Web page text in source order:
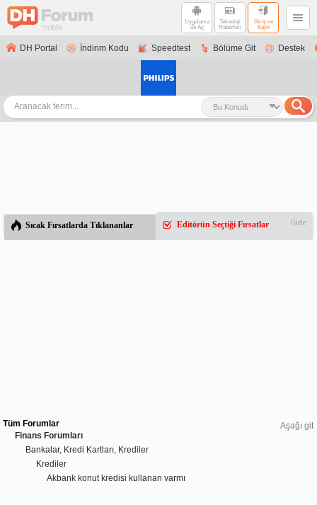
Uygulama
ile Aç
Teknoloji
Haberleri
Giriş ve
Kayıt
DH Portal İndirim Kodu Speedtest Bölüme Git Destek
Sıcak Fırsatlarda Tıklananlar Editörün Seçtiği Fırsatlar Gizle
Aşağı git
Tüm Forumlar
Finans Forumları
Bankalar, Kredi Kartları, Krediler
Krediler
Akbank konut kredisi kullanan varmı